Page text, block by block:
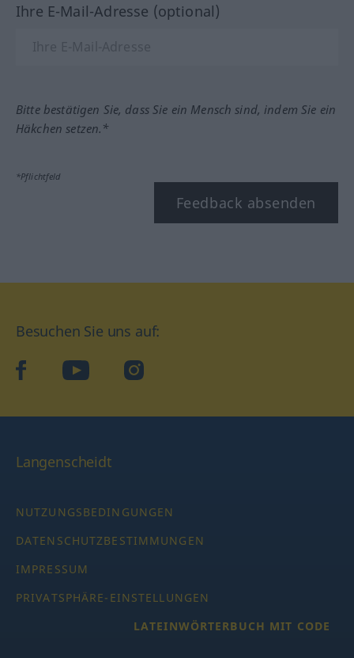
Ihre E-Mail-Adresse (optional)
Bitte bestätigen Sie, dass Sie ein Mensch sind, indem Sie ein
Häkchen setzen.*
*Pflichtfeld
Feedback absenden
Besuchen Sie uns auf:
facebookYouTube Instagram
Langenscheidt
NUTZUNGSBEDINGUNGEN
DATENSCHUTZBESTIMMUNGEN
IMPRESSUM
PRIVATSPHÄRE-EINSTELLUNGEN
LATEINWÖRTERBUCH MIT CODE